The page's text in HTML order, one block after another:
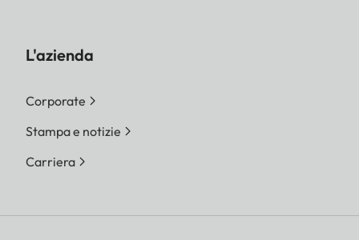
L'azienda
Corporate
Stampa e notizie
Carriera